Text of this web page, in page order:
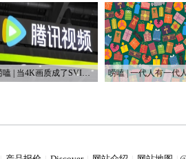
唠嗑 | 当4K画质成了SVIP专属，盗版网站笑开了花